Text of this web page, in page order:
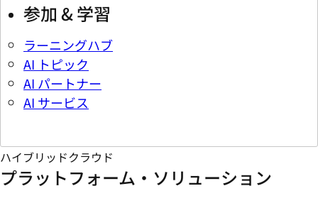
参加 & 学習
ラーニングハブ
AI トピック
AI パートナー
AI サービス
ハイブリッドクラウド
プラットフォーム・ソリューション